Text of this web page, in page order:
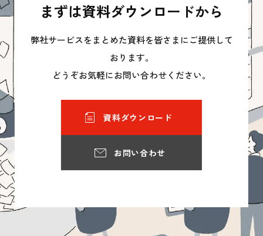
まずは資料ダウンロードから
弊社サービスをまとめた資料を皆さまにご提供して
おります。
どうぞお気軽にお問い合わせください。
お問い合わせ
資料ダウンロード